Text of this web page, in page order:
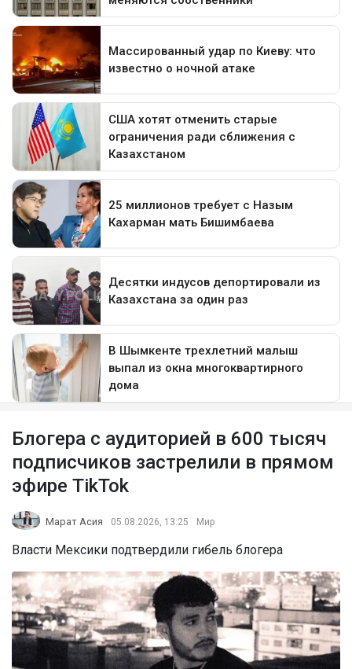
Блогера с аудиторией в 600 тысяч
подписчиков застрелили в прямом
эфире TikTok
Марат Асия 05.08.2026, 13:25 Мир
Власти Мексики подтвердили гибель блогера